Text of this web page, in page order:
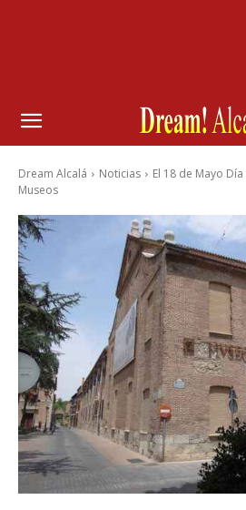
Dream Alcalá Noticias
El 18 de Mayo
Museos